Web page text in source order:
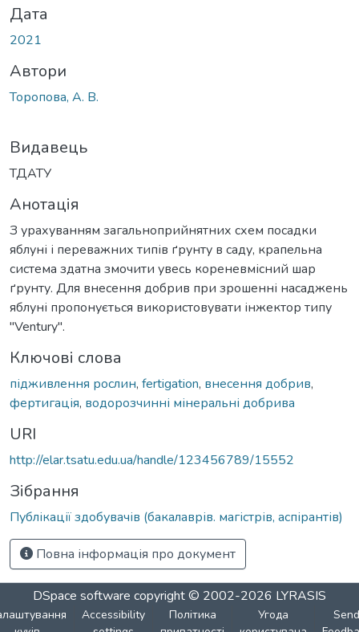
Дата
2021
Автори
Торопова, А. В.
Видавець
ТДАТУ
Анотація
З урахуванням загальноприйнятних схем посадки
яблуні і переважних типів ґрунту в саду, крапельна
система здатна змочити увесь кореневмісний шар
ґрунту. Для внесення добрив при зрошенні насаджень
яблуні пропонується використовувати інжектор типу
"Ventury".
Ключові слова
підживлення рослин, fertigation, внесення добрив,
фертигація, водорозчинні мінеральні добрива
URI
http://elar.tsatu.edu.ua/handle/123456789/15552
Зібрання
Публікації здобувачів (бакалаврів. магістрів, аспірантів)
Повна інформація про документ
DSpace software copyright © 2002-2026 LYRASIS
Accessibility
Політика
Угода
Send